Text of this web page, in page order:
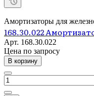
Амортизаторы для
168.30.022
Арт. 168.30.022
Цена по запросу
В корзину